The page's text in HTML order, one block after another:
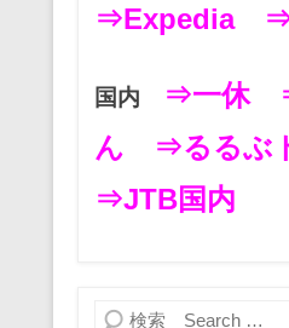
⇒Expedia
国内 ⇒一休
ん
⇒るるぶ
⇒JTB国内
検索